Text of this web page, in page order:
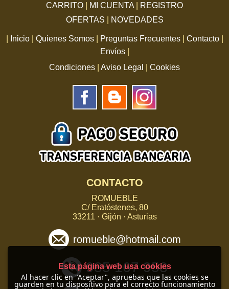
CARRITO MI CUENTA
REGISTRO
OFERTAS
NOVEDADES
Inicio Quienes Somos Preguntas Frecuentes Contacto
Envíos
Condiciones
Aviso Legal Cookies
CONTACTO
ROMUEBLE
C/ Eratóstenes, 80
33211 · Gijón · Asturias
romueble@hotmail.com
985 167 958
Esta página web usa cookies
Al hacer clic en "Aceptar", apruebas que las cookies se
guarden en tu dispositivo para el correcto funcionamiento